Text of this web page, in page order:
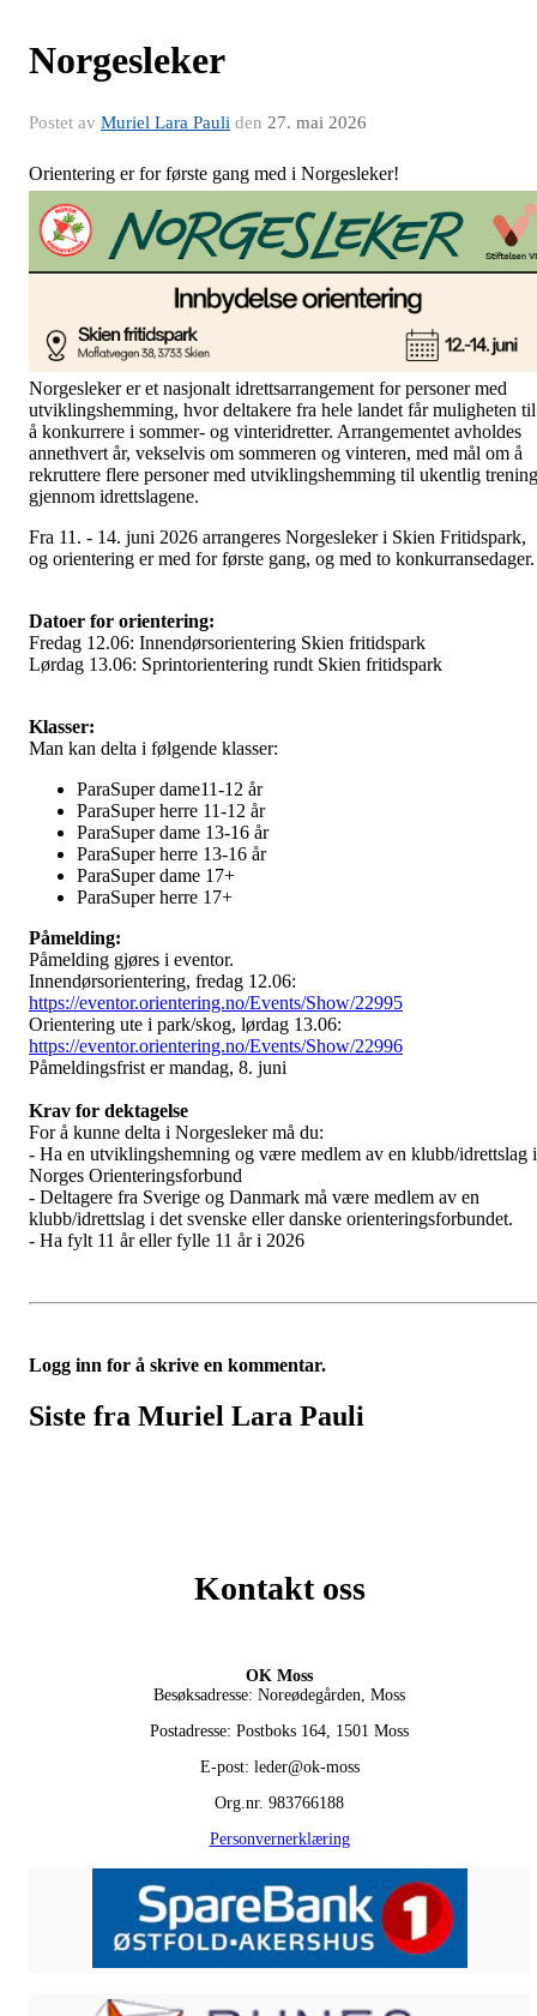
Norgesleker
Postet av Muriel Lara Pauli den 27. mai 2026
Orientering er for første gang med i Norgesleker!
Norgesleker er et nasjonalt idrettsarrangement for personer med
utviklingshemming, hvor deltakere fra hele landet får muligheten til
å konkurrere i sommer- og vinteridretter. Arrangementet avholdes
annethvert år, vekselvis om sommeren og vinteren, med mål om å
rekruttere flere personer med utviklingshemming til ukentlig trening
gjennom idrettslagene.
Fra 11. - 14. juni 2026 arrangeres Norgesleker i Skien Fritidspark,
og orientering er med for første gang, og med to konkurransedager.
Datoer for orientering:
Fredag 12.06: Innendørsorientering Skien fritidspark
Lørdag 13.06: Sprintorientering rundt Skien fritidspark
Klasser:
Man kan delta i følgende klasser:
ParaSuper dame11-12 år
ParaSuper herre 11-12 år
ParaSuper dame 13-16 år
ParaSuper herre 13-16 år
ParaSuper dame 17+
ParaSuper herre 17+
Påmelding:
Påmelding gjøres i eventor.
Innendørsorientering, fredag 12.06:
https://eventor.orientering.no/Events/Show/22995
Orientering ute i park/skog, lørdag 13.06:
https://eventor.orientering.no/Events/Show/22996
Påmeldingsfrist er mandag, 8. juni
Krav for dektagelse
For å kunne delta i Norgesleker må du:
- Ha en utviklingshemning og være medlem av en klubb/idrettslag i
Norges Orienteringsforbund
- Deltagere fra Sverige og Danmark må være medlem av en
klubb/idrettslag i det svenske eller danske orienteringsforbundet.
- Ha fylt 11 år eller fylle 11 år i 2026
Logg inn for å skrive en kommentar.
Siste fra Muriel Lara Pauli
Kontakt oss
OK Moss
Besøksadresse: Noreødegården, Moss
Postadresse: Postboks 164, 1501 Moss
E-post: leder@ok-moss
Org.nr. 983766188
Personvernerklæring